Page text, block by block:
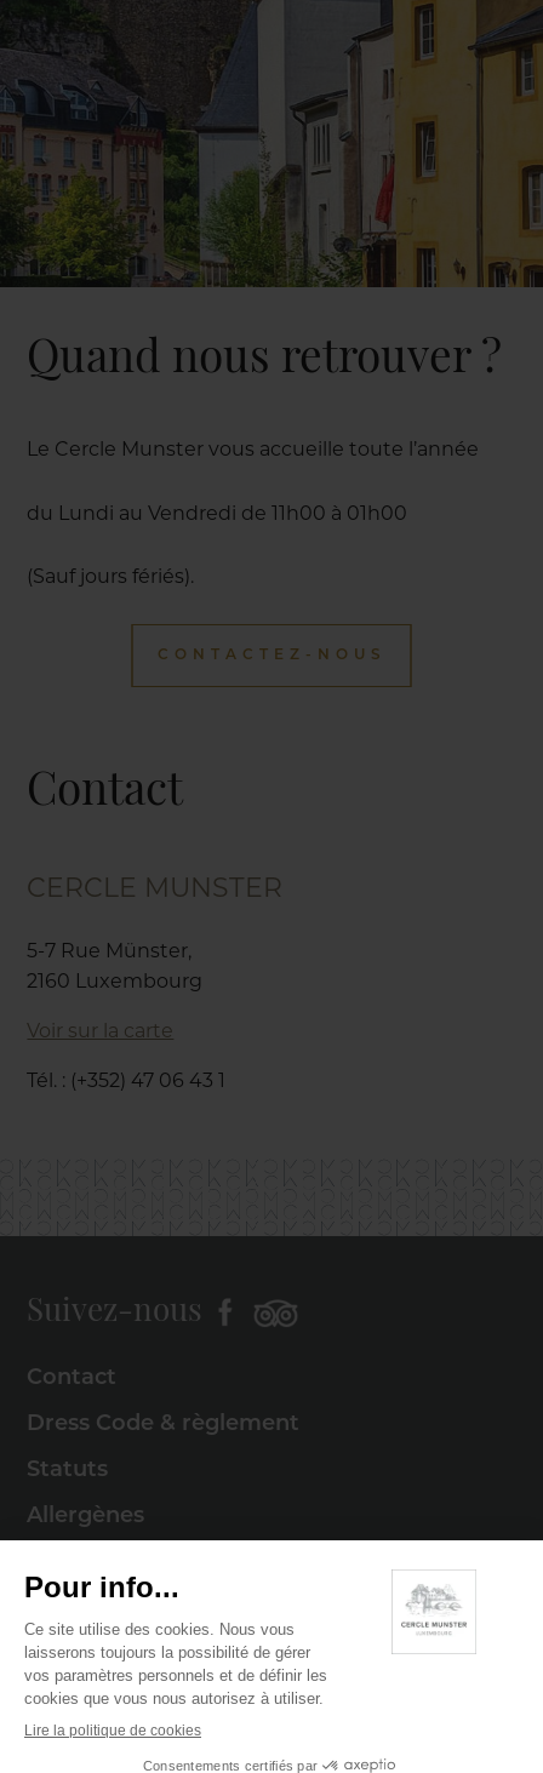
Quand nous retrouver ?
Le Cercle Munster vous accueille toute l’année
du Lundi au Vendredi de 11h00 à 01h00
(Sauf jours fériés).
CONTACTEZ-NOUS
Contact
CERCLE MUNSTER
5-7 Rue Münster,
2160 Luxembourg
Voir sur la carte
Tél. : (+352) 47 06 43 1
Suivez-nous
Contact
Dress Code & règlement
Statuts
Allergènes
Mentions légales
Politique de cookies
Politique de confidentialité
© 2026 Cercle Munster . Tous droits réservés